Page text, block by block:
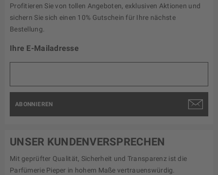
Profitieren Sie von tollen Angeboten, exklusiven Aktionen und
sichern Sie sich einen 10% Gutschein für Ihre nächste
Bestellung.
Ihre E-Mailadresse
ABONNIEREN
UNSER KUNDENVERSPRECHEN
Mit geprüfter Qualität, Sicherheit und Transparenz ist die
Parfümerie Pieper in hohem Maße vertrauenswürdig.